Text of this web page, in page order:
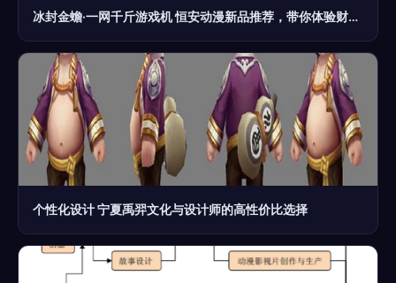
冰封金蟾·一网千斤游戏机 恒安动漫新品推荐，带你体验财富新密码
个性化设计 宁夏禹羿文化与设计师的高性价比选择